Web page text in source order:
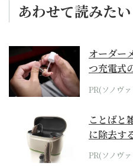
あわせて読みたい
オーダー
つ充電式
PR(ソノヴ
ことばと
に除去す
位モデル
PR(ソノヴ